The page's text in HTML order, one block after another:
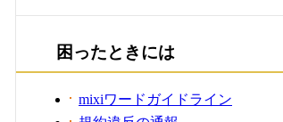
困ったときには
mixiワードガイドライン